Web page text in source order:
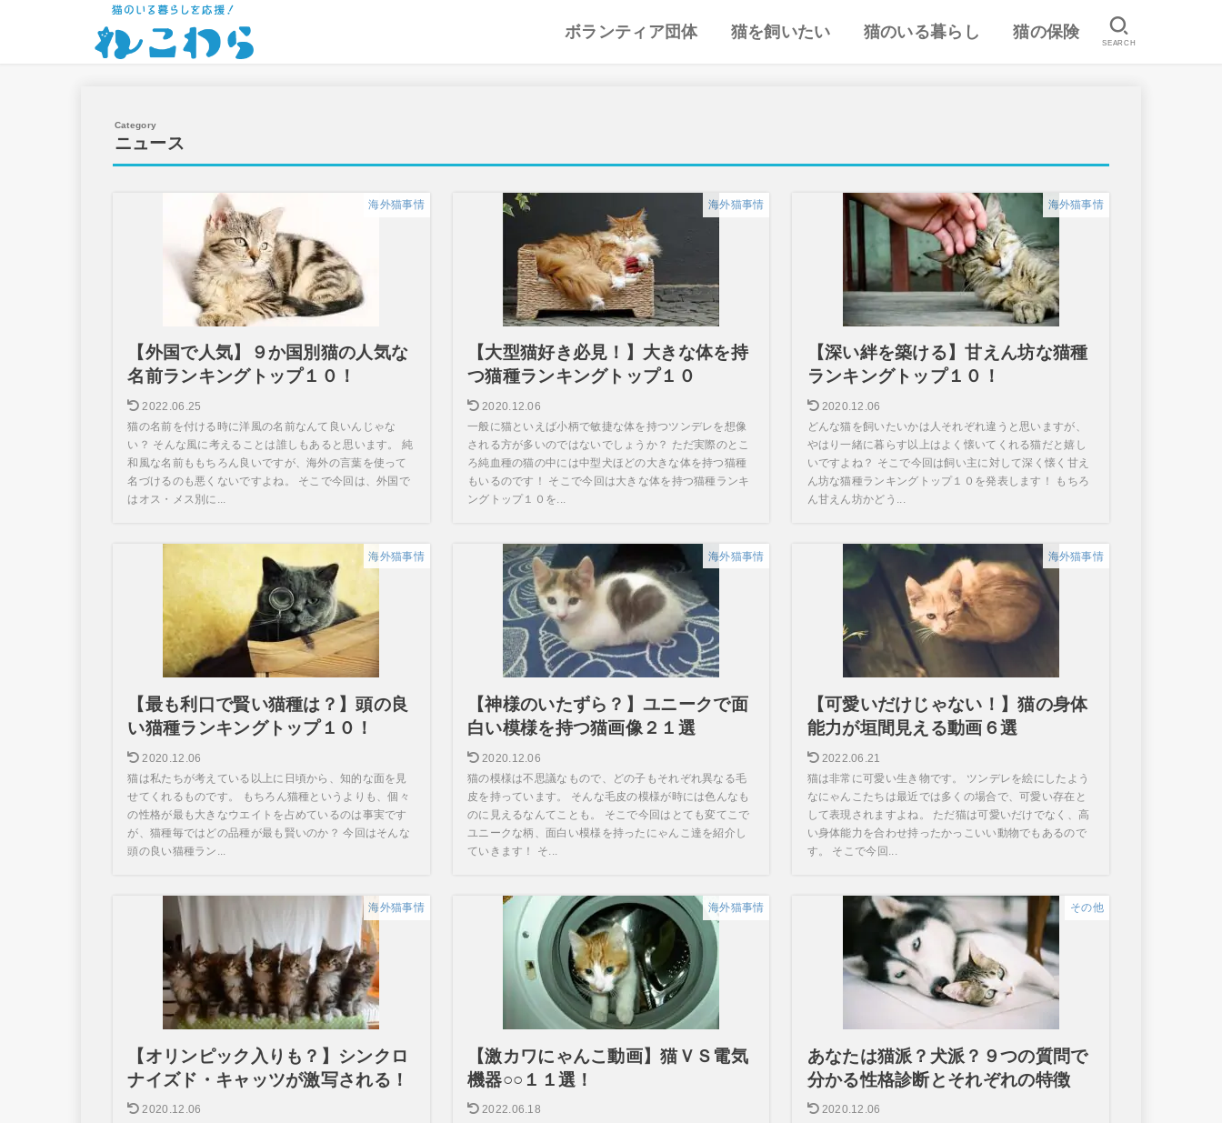
ボランティア団体 猫を飼いたい 猫のいる暮らし 猫の保険
SEARCH
ニュース
海外猫事情
【外国で人気】９か国別猫の人気な
名前ランキングトップ１０！
2022.06.25
猫の名前を付ける時に洋風の名前なんて良いんじゃな
い？ そんな風に考えることは誰しもあると思います。 純
和風な名前ももちろん良いですが、海外の言葉を使って
名づけるのも悪くないですよね。 そこで今回は、外国で
はオス・メス別に...
海外猫事情
【大型猫好き必見！】大きな体を持
つ猫種ランキングトップ１０
2020.12.06
一般に猫といえば小柄で敏捷な体を持つツンデレを想像
される方が多いのではないでしょうか？ ただ実際のとこ
ろ純血種の猫の中には中型犬ほどの大きな体を持つ猫種
もいるのです！ そこで今回は大きな体を持つ猫種ランキ
ングトップ１０を...
海外猫事情
【深い絆を築ける】甘えん坊な猫種
ランキングトップ１０！
2020.12.06
どんな猫を飼いたいかは人それぞれ違うと思いますが、
やはり一緒に暮らす以上はよく懐いてくれる猫だと嬉し
いですよね？ そこで今回は飼い主に対して深く懐く甘え
ん坊な猫種ランキングトップ１０を発表します！ もちろ
ん甘えん坊かどう...
海外猫事情
【最も利口で賢い猫種は？】頭の良
い猫種ランキングトップ１０！
2020.12.06
猫は私たちが考えている以上に日頃から、知的な面を見
せてくれるものです。 もちろん猫種というよりも、個々
の性格が最も大きなウエイトを占めているのは事実です
が、猫種毎ではどの品種が最も賢いのか？ 今回はそんな
頭の良い猫種ラン...
海外猫事情
【神様のいたずら？】ユニークで面
白い模様を持つ猫画像２１選
2020.12.06
猫の模様は不思議なもので、どの子もそれぞれ異なる毛
皮を持っています。 そんな毛皮の模様が時には色んなも
のに見えるなんてことも。 そこで今回はとても変てこで
ユニークな柄、面白い模様を持ったにゃんこ達を紹介し
ていきます！ そ...
海外猫事情
【可愛いだけじゃない！】猫の身体
能力が垣間見える動画６選
2022.06.21
猫は非常に可愛い生き物です。 ツンデレを絵にしたよう
なにゃんこたちは最近では多くの場合で、可愛い存在と
して表現されますよね。 ただ猫は可愛いだけでなく、高
い身体能力を合わせ持ったかっこいい動物でもあるので
す。 そこで今回...
海外猫事情
【オリンピック入りも？】シンクロ
ナイズド・キャッツが激写される！
2020.12.06
海外猫事情
【激カワにゃんこ動画】猫ＶＳ電気
機器○○１１選！
2022.06.18
その他
あなたは猫派？犬派？９つの質問で
分かる性格診断とそれぞれの特徴
2020.12.06